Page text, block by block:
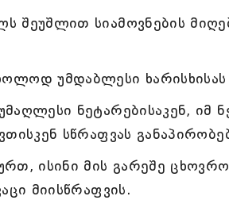
შეუშლით სიამოვნების
უმდაბლესი ხარისხისას
ნეტარებისაკენ, იმ
სწრაფვას
ისინი მის გარეშე
მიისწრაფვის.